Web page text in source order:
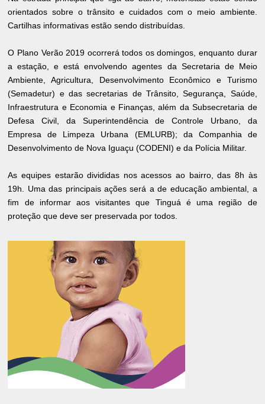
orientados sobre o trânsito e cuidados com o meio ambiente.
Cartilhas informativas estão sendo distribuídas.
O Plano Verão 2019 ocorrerá todos os domingos, enquanto durar
a estação, e está envolvendo agentes da Secretaria de Meio
Ambiente, Agricultura, Desenvolvimento Econômico e Turismo
(Semadetur) e das secretarias de Trânsito, Segurança, Saúde,
Infraestrutura e Economia e Finanças, além da Subsecretaria de
Defesa Civil, da Superintendência de Controle Urbano, da
Empresa de Limpeza Urbana (EMLURB); da Companhia de
Desenvolvimento de Nova Iguaçu (CODENI) e da Polícia Militar.
As equipes estarão divididas nos acessos ao bairro, das 8h às
19h. Uma das principais ações será a de educação ambiental, a
fim de informar aos visitantes que Tinguá é uma região de
proteção que deve ser preservada por todos.